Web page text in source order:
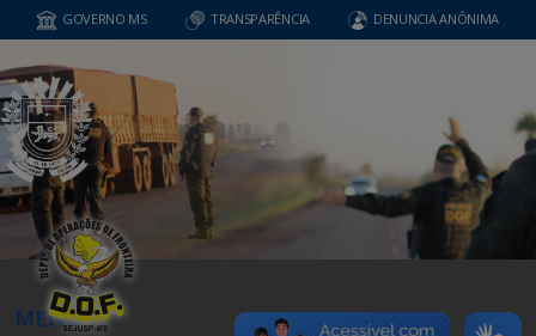
GOVERNO MS TRANSPARÊNCIA DENUNCIA ANÔNIMA
MENU